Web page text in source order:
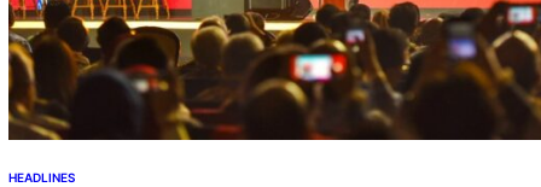
HEADLINES